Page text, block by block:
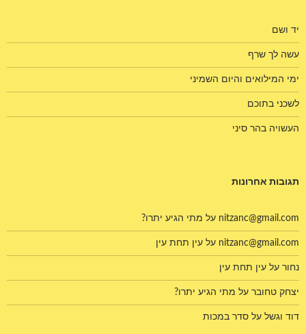
יד ושם
עשה לך שרף
ימי המילואים והיום השמיני
לשכני בתוכם
העשויה בהר סיני
תגובות אחרונות
nitzanc@gmail.com על מתי הגיע יתרו?
nitzanc@gmail.com על עין תחת עין
נחור על עין תחת עין
יצחק טחובר על מתי הגיע יתרו?
דוד וגשל על סדר במכות